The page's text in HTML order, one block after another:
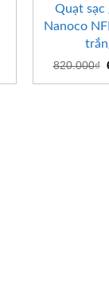
Quạt sạc
Nanoco
820.000₫